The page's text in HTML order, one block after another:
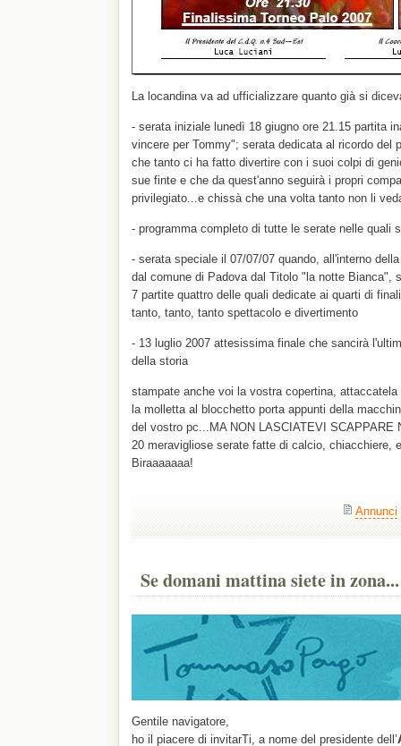
La locandina va ad ufficializzare quanto già si
- serata iniziale lunedì 18 giugno ore 21.15 partita
vincere per Tommy"; serata dedicata al ricordo del
che tanto ci ha fatto divertire con i suoi colpi di
sue finte e che da quest'anno seguirà i propri
privilegiato...e chissà che una volta tanto non li
- programma completo di tutte le serate nelle quali
- serata speciale il 07/07/07 quando, all'interno
dal comune di Padova dal Titolo "la notte Bianca",
7 partite quattro delle quali dedicate ai quarti di
tanto, tanto, tanto spettacolo e divertimento
- 13 luglio 2007 attesissima finale che sancirà
della storia
stampate anche voi la vostra copertina,
la molletta al blocchetto porta appunti della
del vostro pc...MA NON LASCIATEVI SCAPPARE
20 meravigliose serate fatte di calcio, chiacchiere,
Biraaaaaaa!
Annunci
Se domani mattina siete in zona...
Gentile navigatore,
ho il piacere di invitarTi, a nome del presidente dell’